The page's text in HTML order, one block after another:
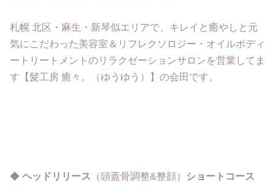
札幌 北区・麻生・新琴似エリアで、キレイと癒やしと元
気にこだわった美容室＆リフレクソロジー・オイルボディ
ートリートメントのリラクゼーションサロンを営業してま
す【髪工房 癒々。（ゆうゆう）】の会田です。
◆ ヘッドリリース （頭蓋骨調整&整顔） ショートコース